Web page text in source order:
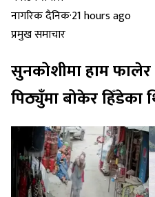
नागरिक दैनिक·21 hours ago
प्रमुख समाचार
सुनकोशीमा हाम फालेर
पिठ्युँमा बोकेर हिँडेका